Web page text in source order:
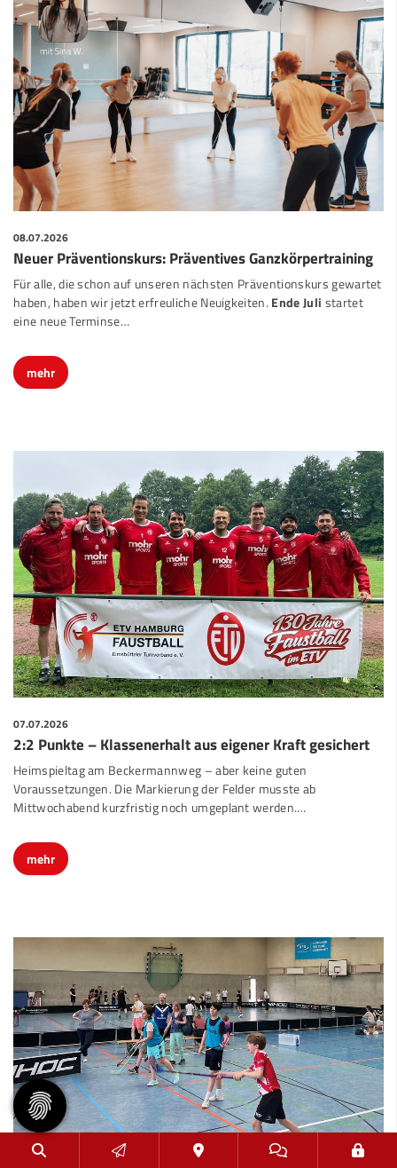
08.07.2026
Neuer Präventionskurs: Präventives Ganzkörpertraining
Für alle, die schon auf unseren nächsten Präventionskurs gewartet
haben, haben wir jetzt erfreuliche Neuigkeiten. Ende Juli startet
eine neue Terminse…
mehr
07.07.2026
2:2 Punkte – Klassenerhalt aus eigener Kraft gesichert
Heimspieltag am Beckermannweg – aber keine guten
Voraussetzungen. Die Markierung der Felder musste ab
Mittwochabend kurzfristig noch umgeplant werden.…
mehr